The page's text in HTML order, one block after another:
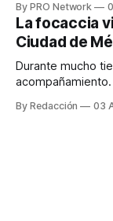
para los textos,
para encontrar
llamadas y
By PRO Network
La focaccia
Ciudad de
Durante mucho
artesanal,
By Redacción 03